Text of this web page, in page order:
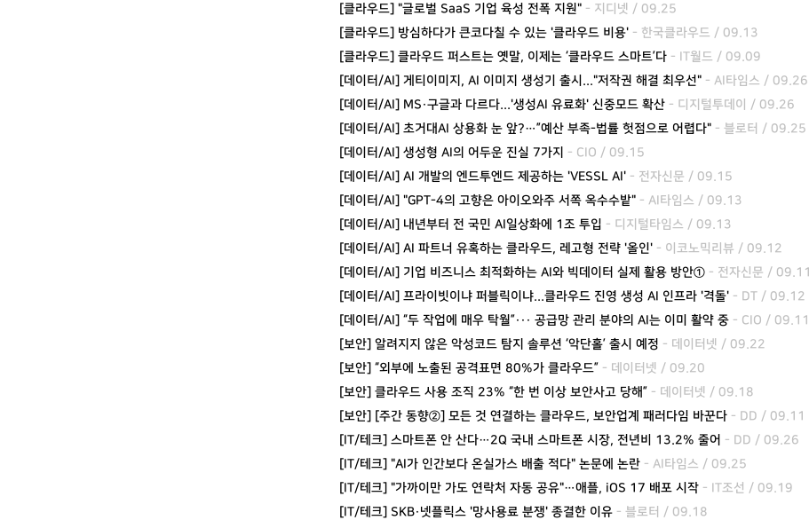
[클라우드] "글로벌 SaaS 기업 육성 전폭 지원" - 지디넷 / 09.25
[클라우드] 방심하다가 큰코다칠 수 있는 '클라우드 비용' - 한국클라우드 / 09.13
[클라우드] 클라우드 퍼스트는 옛말, 이제는 ‘클라우드 스마트’다 - IT월드 / 09.09
[데이터/AI] 게티이미지, AI 이미지 생성기 출시..."저작권 해결 최우선" - AI타임스 / 09.26
[데이터/AI] MS·구글과 다르다...'생성AI 유료화' 신중모드 확산 - 디지털투데이 / 09.26
[데이터/AI] 초거대AI 상용화 눈 앞?…”예산 부족-법률 헛점으로 어렵다" - 블로터 / 09.25
[데이터/AI] 생성형 AI의 어두운 진실 7가지 - CIO / 09.15
[데이터/AI] AI 개발의 엔드투엔드 제공하는 'VESSL AI' - 전자신문 / 09.15
[데이터/AI] "GPT-4의 고향은 아이오와주 서쪽 옥수수밭" - AI타임스 / 09.13
[데이터/AI] 내년부터 전 국민 AI일상화에 1조 투입 - 디지털타임스 / 09.13
[데이터/AI] AI 파트너 유혹하는 클라우드, 레고형 전략 '올인' - 이코노믹리뷰 / 09.12
[데이터/AI] 기업 비즈니스 최적화하는 AI와 빅데이터 실제 활용 방안① - 전자신문 / 09.11
[데이터/AI] 프라이빗이냐 퍼블릭이냐...클라우드 진영 생성 AI 인프라 '격돌' - DT / 09.12
[데이터/AI] “두 작업에 매우 탁월”··· 공급망 관리 분야의 AI는 이미 활약 중 - CIO / 09.11
[보안] 알려지지 않은 악성코드 탐지 솔루션 ‘악단홀’ 출시 예정 - 데이터넷 / 09.22
[보안] “외부에 노출된 공격표면 80%가 클라우드” - 데이터넷 / 09.20
[보안] 클라우드 사용 조직 23% “한 번 이상 보안사고 당해” - 데이터넷 / 09.18
[보안] [주간 동향②] 모든 것 연결하는 클라우드, 보안업계 패러다임 바꾼다 - DD / 09.11
[IT/테크] 스마트폰 안 산다…2Q 국내 스마트폰 시장, 전년비 13.2% 줄어 - DD / 09.26
[IT/테크] "AI가 인간보다 온실가스 배출 적다" 논문에 논란 - AI타임스 / 09.25
[IT/테크] "가까이만 가도 연락처 자동 공유"…애플, iOS 17 배포 시작 - IT조선 / 09.19
[IT/테크] SKB·넷플릭스 '망사용료 분쟁' 종결한 이유 - 블로터 / 09.18